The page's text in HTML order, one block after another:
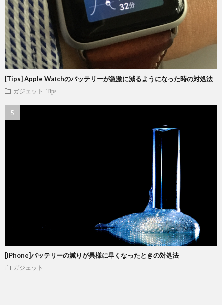
[Tips] Apple Watchのバッテリーが急激に減るようになった時の対処法
ガジェット Tips
[iPhone]バッテリーの減りが異様に早くなったときの対処法
ガジェット